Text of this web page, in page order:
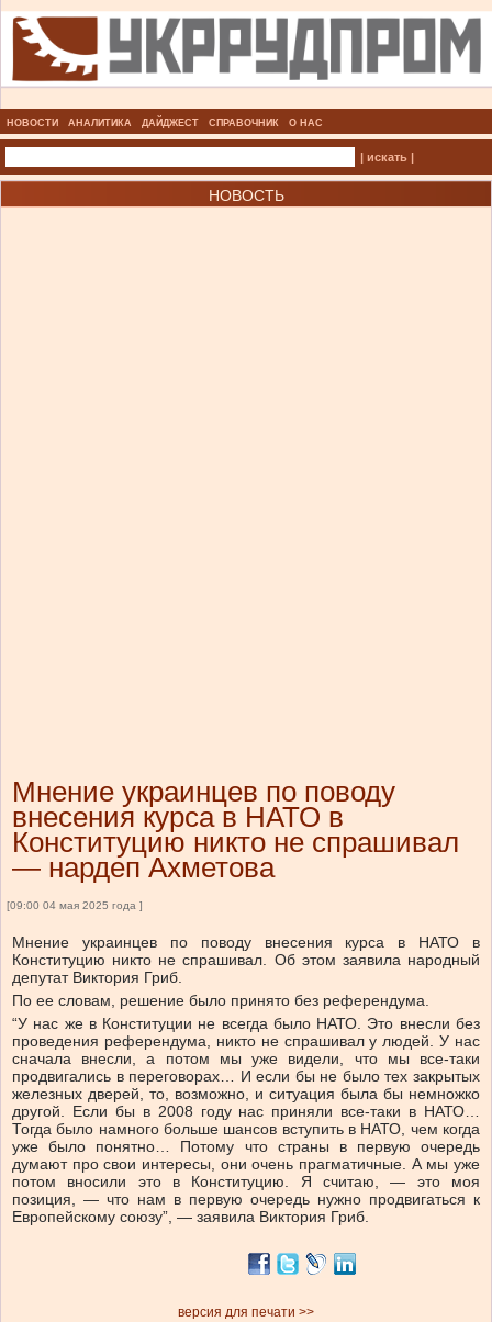
НОВОСТИ АНАЛИТИКА ДАЙДЖЕСТ СПРАВОЧНИК О НАС
| искать |
НОВОСТЬ
Мнение украинцев по поводу
внесения курса в НАТО в
Конституцию никто не спрашивал
— нардеп Ахметова
[09:00 04 мая 2025 года ]
Мнение украинцев по поводу внесения курса в НАТО в
Конституцию никто не спрашивал. Об этом заявила народный
депутат Виктория Гриб.
По ее словам, решение было принято без референдума.
“У нас же в Конституции не всегда было НАТО. Это внесли без
проведения референдума, никто не спрашивал у людей. У нас
сначала внесли, а потом мы уже видели, что мы все-таки
продвигались в переговорах… И если бы не было тех закрытых
железных дверей, то, возможно, и ситуация была бы немножко
другой. Если бы в 2008 году нас приняли все-таки в НАТО…
Тогда было намного больше шансов вступить в НАТО, чем когда
уже было понятно… Потому что страны в первую очередь
думают про свои интересы, они очень прагматичные. А мы уже
потом вносили это в Конституцию. Я считаю, — это моя
позиция, — что нам в первую очередь нужно продвигаться к
Европейскому союзу”, — заявила Виктория Гриб.
версия для печати >>